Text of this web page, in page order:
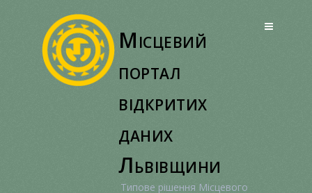
Місцевий
портал
відкритих
даних
Львівщини
Типове рішення Місцевого